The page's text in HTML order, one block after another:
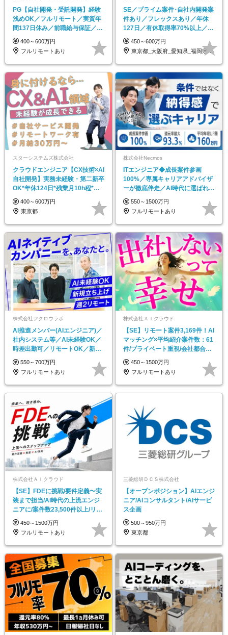
PG【自社開発・受託開発】経験
浅めOK／フルリモート／実質年
間137日休み／前職給与保証／月
給35万円～
400～600万円
フルリモートあり
SE／プライム案件･自社内開発案
件あり／フレックスあり／年休
127日／有休取得率70%以上／リ
モート案件多数
450～600万円
東京都_大阪府_愛知県_福岡県_熊本県
スターシステムズ株式会社
クラウドエンジニア【CX技術×AI
自社開発】実務未経験・第二新卒
OK*年休124日*残業月10h程*リ
モート可
400～600万円
東京都
株式会社Necmos
ITエンジニア◆成長案件参画
100%／専属キャリアアドバイザ
ーが徹底伴走／AI時代に選ばれ続
けるエンジニアへ
550～1500万円
フルリモートあり
株式会社フクロウラボ
AI推進メンバー(AIエンジニア)／
社内システム等／AI未経験OK／
時差出勤可／リモートOK／新設
チーム
550～700万円
フルリモートあり
株式会社ＡＩクラウド
【SE】リモート案件3,169件！AI
マッチング×平均紹介案件数：61
件/プライベート重視/会社都合の
配属0
450～1500万円
フルリモートあり
株式会社ＡＩクラウド
【SE】FDEに挑戦/要件定義〜実
装まで担当/AI時代の上流エンジ
ニアに/案件数23,500件以上/リモ
ート
450～1500万円
フルリモートあり
三菱総研ＤＣＳ株式会社
【オープンポジション】AIエンジ
ニア/AIコンサルタント/AIサービ
ス企画
500～950万円
東京都